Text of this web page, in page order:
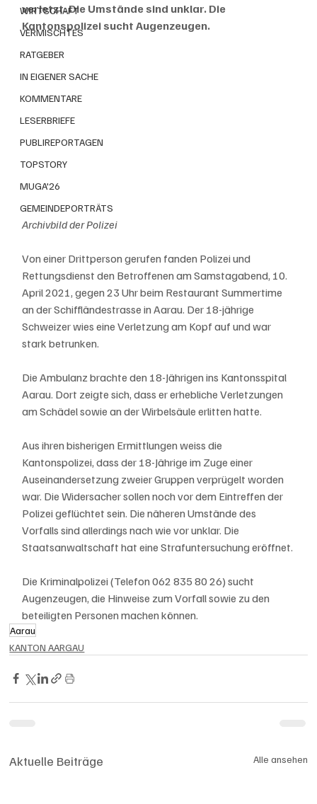
WIRTSCHAFT
VERMISCHTES
RATGEBER
IN EIGENER SACHE
KOMMENTARE
LESERBRIEFE
PUBLIREPORTAGEN
TOPSTORY
MUGA'26
GEMEINDEPORTRÄTS
verletzt. Die Umstände sind unklar. Die
Kantonspolizei sucht Augenzeugen.
Archivbild der Polizei
Von einer Drittperson gerufen fanden Polizei und
Rettungsdienst den Betroffenen am Samstagabend, 10.
April 2021, gegen 23 Uhr beim Restaurant Summertime
an der Schiffländestrasse in Aarau. Der 18-jährige
Schweizer wies eine Verletzung am Kopf auf und war
stark betrunken.
Die Ambulanz brachte den 18-Jährigen ins Kantonsspital
Aarau. Dort zeigte sich, dass er erhebliche Verletzungen
am Schädel sowie an der Wirbelsäule erlitten hatte.
Aus ihren bisherigen Ermittlungen weiss die
Kantonspolizei, dass der 18-Jährige im Zuge einer
Auseinandersetzung zweier Gruppen verprügelt worden
war. Die Widersacher sollen noch vor dem Eintreffen der
Polizei geflüchtet sein. Die näheren Umstände des
Vorfalls sind allerdings nach wie vor unklar. Die
Staatsanwaltschaft hat eine Strafuntersuchung eröffnet.
Die Kriminalpolizei (Telefon 062 835 80 26) sucht
Augenzeugen, die Hinweise zum Vorfall sowie zu den
beteiligten Personen machen können.
Aarau
KANTON AARGAU
Aktuelle Beiträge Alle ansehen